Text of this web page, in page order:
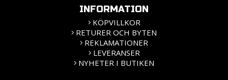
INFORMATION
KÖPVILLKOR
RETURER OCH BYTEN
REKLAMATIONER
LEVERANSER
NYHETER I BUTIKEN